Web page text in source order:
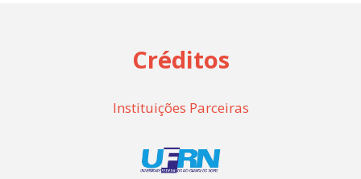
Créditos
Instituições Parceiras